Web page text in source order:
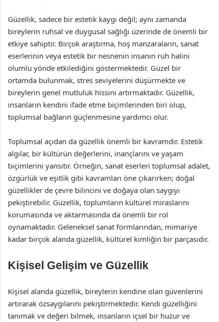
Güzellik, sadece bir estetik kaygı değil; aynı zamanda
bireylerin ruhsal ve duygusal sağlığı üzerinde de önemli bir
etkiye sahiptir. Birçok araştırma, hoş manzaraların, sanat
eserlerinin veya estetik bir nesnenin insanın ruh halini
olumlu yönde etkilediğini göstermektedir. Güzel bir
ortamda bulunmak, stres seviyelerini düşürmekte ve
bireylerin genel mutluluk hissini artırmaktadır. Güzellik,
insanların kendini ifade etme biçimlerinden biri olup,
toplumsal bağların güçlenmesine yardımcı olur.
Toplumsal açıdan da güzellik önemli bir kavramdır. Estetik
algılar, bir kültürün değerlerini, inançlarını ve yaşam
biçimlerini yansıtır. Örneğin, sanat eserleri toplumsal adalet,
özgürlük ve eşitlik gibi kavramları öne çıkarırken; doğal
güzellikler de çevre bilincini ve doğaya olan saygıyı
pekiştirebilir. Güzellik, toplumların kültürel miraslarını
korumasında ve aktarmasında da önemli bir rol
oynamaktadır. Geleneksel sanat formlarından, mimariye
kadar birçok alanda güzellik, kültürel kimliğin bir parçasıdır.
Kişisel Gelişim ve Güzellik
Kişisel alanda güzellik, bireylerin kendine olan güvenlerini
artırarak özsaygılarını pekiştirmektedir. Kendi güzelliğini
tanımak ve değeri bilmek, insanların içsel bir huzur ve